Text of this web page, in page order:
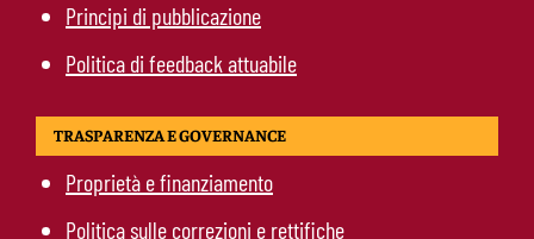
Principi di pubblicazione
Politica di feedback attuabile
TRASPARENZA E GOVERNANCE
Proprietà e finanziamento
Politica sulle correzioni e rettifiche